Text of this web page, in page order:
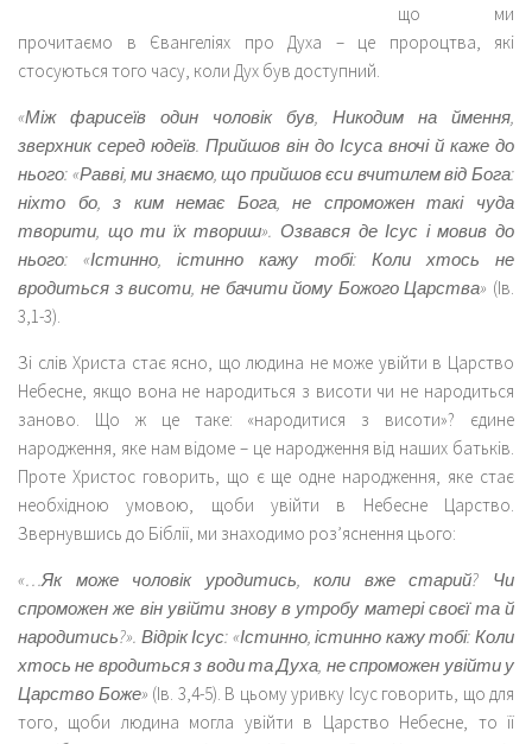
що ми
прочитаємо в Євангеліях про Духа – це пророцтва, які
стосуються того часу, коли Дух був доступний.
«Між фарисеїв один чоловік був, Никодим на ймення,
зверхник серед юдеїв. Прийшов він до Ісуса вночі й каже до
нього: «Равві, ми знаємо, що прийшов єси вчитилем від Бога:
ніхто бо, з ким немає Бога, не спроможен такі чуда
творити, що ти їх твориш». Озвався де Ісус і мовив до
нього: «Істинно, істинно кажу тобі: Коли хтось не
вродиться з висоти, не бачити йому Божого Царства» (Ів.
3,1-3).
Зі слів Христа стає ясно, що людина не може увійти в Царство
Небесне, якщо вона не народиться з висоти чи не народиться
заново. Що ж це таке: «народитися з висоти»? єдине
народження, яке нам відоме – це народження від наших батьків.
Проте Христос говорить, що є ще одне народження, яке стає
необхідною умовою, щоби увійти в Небесне Царство.
Звернувшись до Біблії, ми знаходимо роз’яснення цього:
«…Як може чоловік уродитись, коли вже старий? Чи
спроможен же він увійти знову в утробу матері своєї та й
народитись?». Відрік Ісус: «Істинно, істинно кажу тобі: Коли
хтось не вродиться з води та Духа, не спроможен увійти у
Царство Боже» (Ів. 3,4-5). В цьому уривку Ісус говорить, що для
того, щоби людина могла увійти в Царство Небесне, то її